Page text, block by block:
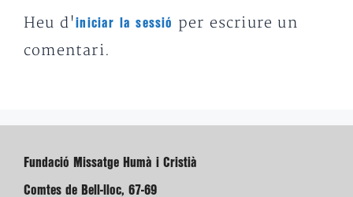
Heu d'iniciar la sessió
per escriure un
comentari.
Fundació Missatge Humà i Cristià
Comtes de Bell-lloc, 67-69